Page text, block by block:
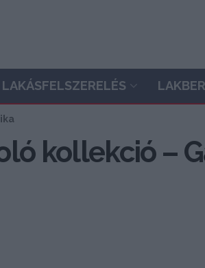
LAKÁSFELSZERELÉS
kollekció –